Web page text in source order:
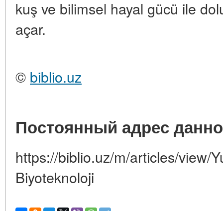
kuş ve bilimsel hayal gücü ile
açar.
© biblio.uz
Постоянный адрес
https://biblio.uz/m/articles/view/
Biyoteknoloji